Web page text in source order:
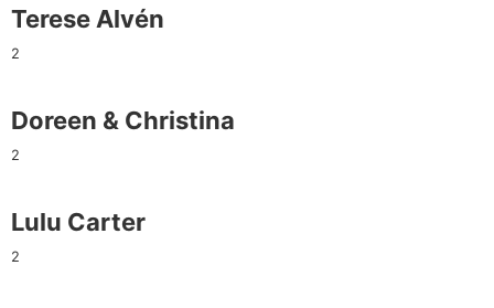
Terese Alvén
2
Doreen & Christina
2
Lulu Carter
2